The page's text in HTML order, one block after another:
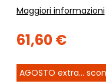
Maggiori informazioni
61,60 €
AGOSTO extra...